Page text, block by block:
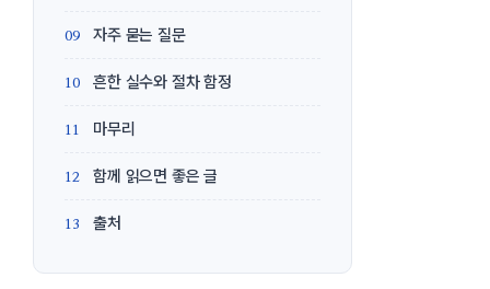
자주 묻는 질문
흔한 실수와 절차 함정
마무리
함께 읽으면 좋은 글
출처